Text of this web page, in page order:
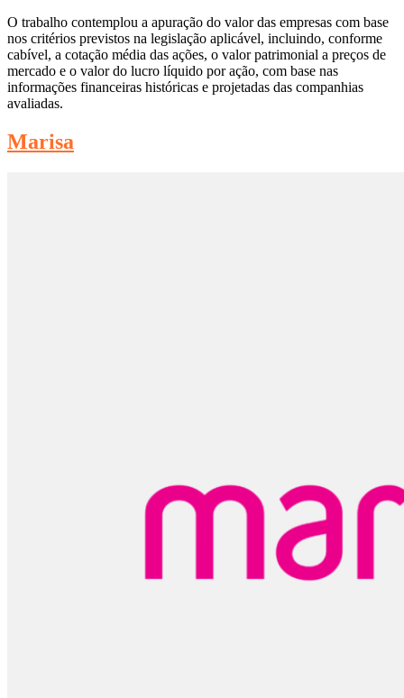
O trabalho contemplou a apuração do valor das empresas com base
nos critérios previstos na legislação aplicável, incluindo, conforme
cabível, a cotação média das ações, o valor patrimonial a preços de
mercado e o valor do lucro líquido por ação, com base nas
informações financeiras históricas e projetadas das companhias
avaliadas.
Marisa